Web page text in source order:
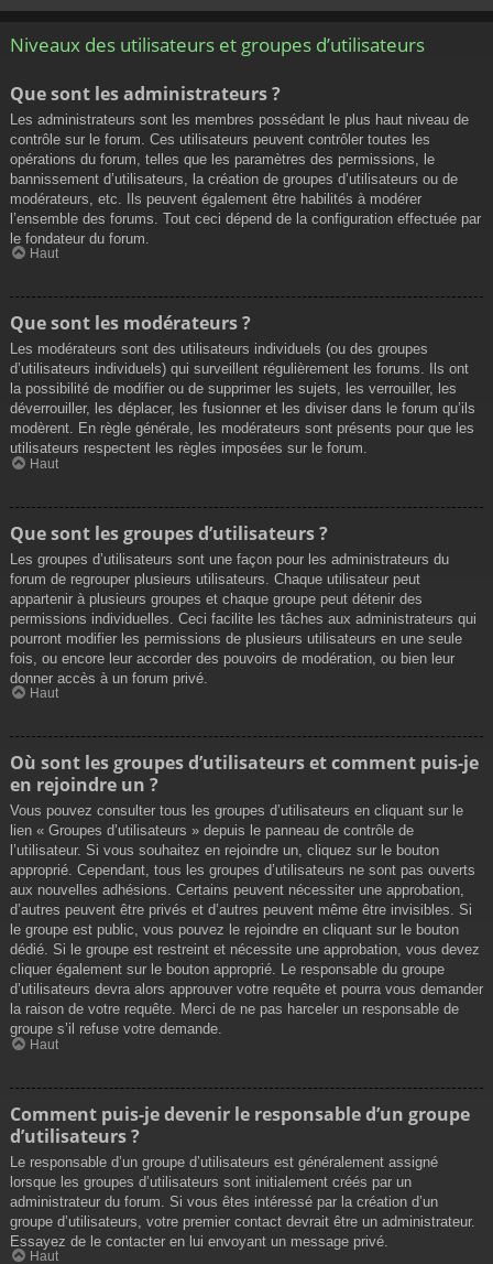
Niveaux des utilisateurs et groupes d’utilisateurs
Que sont les administrateurs ?
Les administrateurs sont les membres possédant le plus haut niveau de
contrôle sur le forum. Ces utilisateurs peuvent contrôler toutes les
opérations du forum, telles que les paramètres des permissions, le
bannissement d’utilisateurs, la création de groupes d’utilisateurs ou de
modérateurs, etc. Ils peuvent également être habilités à modérer
l’ensemble des forums. Tout ceci dépend de la configuration effectuée par
le fondateur du forum.
Haut
Que sont les modérateurs ?
Les modérateurs sont des utilisateurs individuels (ou des groupes
d’utilisateurs individuels) qui surveillent régulièrement les forums. Ils ont
la possibilité de modifier ou de supprimer les sujets, les verrouiller, les
déverrouiller, les déplacer, les fusionner et les diviser dans le forum qu’ils
modèrent. En règle générale, les modérateurs sont présents pour que les
utilisateurs respectent les règles imposées sur le forum.
Haut
Que sont les groupes d’utilisateurs ?
Les groupes d’utilisateurs sont une façon pour les administrateurs du
forum de regrouper plusieurs utilisateurs. Chaque utilisateur peut
appartenir à plusieurs groupes et chaque groupe peut détenir des
permissions individuelles. Ceci facilite les tâches aux administrateurs qui
pourront modifier les permissions de plusieurs utilisateurs en une seule
fois, ou encore leur accorder des pouvoirs de modération, ou bien leur
donner accès à un forum privé.
Haut
Où sont les groupes d’utilisateurs et comment puis-je
en rejoindre un ?
Vous pouvez consulter tous les groupes d’utilisateurs en cliquant sur le
lien « Groupes d’utilisateurs » depuis le panneau de contrôle de
l’utilisateur. Si vous souhaitez en rejoindre un, cliquez sur le bouton
approprié. Cependant, tous les groupes d’utilisateurs ne sont pas ouverts
aux nouvelles adhésions. Certains peuvent nécessiter une approbation,
d’autres peuvent être privés et d’autres peuvent même être invisibles. Si
le groupe est public, vous pouvez le rejoindre en cliquant sur le bouton
dédié. Si le groupe est restreint et nécessite une approbation, vous devez
cliquer également sur le bouton approprié. Le responsable du groupe
d’utilisateurs devra alors approuver votre requête et pourra vous demander
la raison de votre requête. Merci de ne pas harceler un responsable de
groupe s’il refuse votre demande.
Haut
Comment puis-je devenir le responsable d’un groupe
d’utilisateurs ?
Le responsable d’un groupe d’utilisateurs est généralement assigné
lorsque les groupes d’utilisateurs sont initialement créés par un
administrateur du forum. Si vous êtes intéressé par la création d’un
groupe d’utilisateurs, votre premier contact devrait être un administrateur.
Essayez de le contacter en lui envoyant un message privé.
Haut